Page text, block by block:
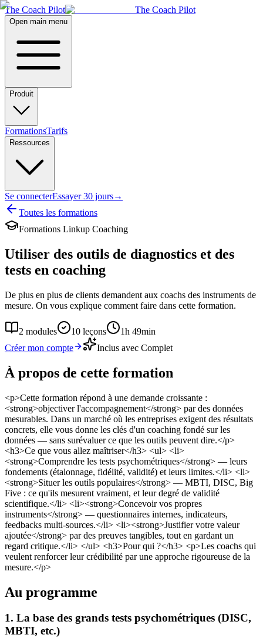
The Coach Pilot The Coach Pilot
Open main menu
Produit
FormationsTarifs
Ressources
Se connecterEssayer 30 jours→
Toutes les formations
Formations Linkup Coaching
Utiliser des outils de diagnostics et des
tests en coaching
De plus en plus de clients demandent aux coachs des instruments de
mesure. On vous explique comment faire dans cette formation.
2 modules 10 leçons
1h 49min
Créer mon compte
Inclus avec Complet
À propos de cette formation
<p>Cette formation répond à une demande croissante :
<strong>objectiver l'accompagnement</strong> par des données
mesurables. Dans un marché où les entreprises exigent des résultats
concrets, elle vous donne les clés d'un coaching fondé sur les
données — sans surévaluer ce que les outils peuvent dire.</p>
<h3>Ce que vous allez maîtriser</h3> <ul> <li>
<strong>Comprendre les tests psychométriques</strong> — leurs
fondements (étalonnage, fidélité, validité) et leurs limites.</li> <li>
<strong>Situer les outils populaires</strong> — MBTI, DISC, Big
Five : ce qu'ils mesurent vraiment, et leur degré de validité
scientifique.</li> <li><strong>Concevoir vos propres
instruments</strong> — questionnaires internes, indicateurs,
feedbacks multi-sources.</li> <li><strong>Justifier votre valeur
ajoutée</strong> par des preuves tangibles, tout en gardant un
regard critique.</li> </ul> <h3>Pour qui ?</h3> <p>Les coachs qui
veulent renforcer leur crédibilité par une approche rigoureuse de la
mesure.</p>
Au programme
1. La base des grands tests psychométriques (DISC,
MBTI, etc.)